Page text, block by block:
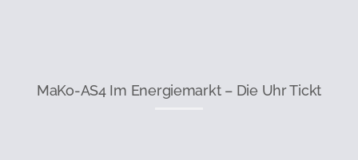
MaKo-AS4 Im Energiemarkt – Die Uhr Tickt